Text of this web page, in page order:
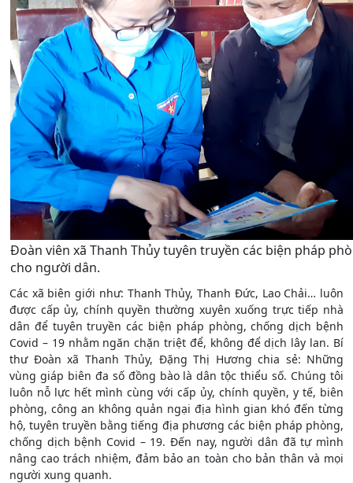
Đoàn viên xã Thanh Thủy tuyên truyền các biện pháp
cho người dân.
Các xã biên giới như: Thanh Thủy, Thanh Đức, Lao Chải… luôn
được cấp ủy, chính quyền thường xuyên xuống trực tiếp nhà
dân để tuyên truyền các biện pháp phòng, chống dịch bệnh
Covid – 19 nhằm ngăn chặn triệt để, không để dịch lây lan. Bí
thư Đoàn xã Thanh Thủy, Đặng Thị Hương chia sẻ: Những
vùng giáp biên đa số đồng bào là dân tộc thiểu số. Chúng tôi
luôn nỗ lực hết mình cùng với cấp ủy, chính quyền, y tế, biên
phòng, công an không quản ngại địa hình gian khó đến từng
hộ, tuyên truyền bằng tiếng địa phương các biện pháp phòng,
chống dịch bệnh Covid – 19. Đến nay, người dân đã tự mình
nâng cao trách nhiệm, đảm bảo an toàn cho bản thân và mọi
người xung quanh.